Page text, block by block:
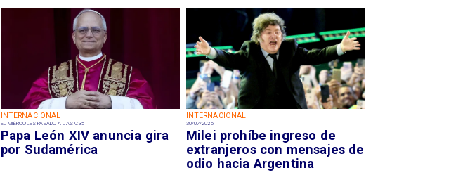
INTERNACIONAL
EL MIÉRCOLES PASADO A LAS 9:35
Papa León XIV anuncia gira
por Sudamérica
INTERNACIONAL
30/07/2026
Milei prohíbe ingreso de
extranjeros con mensajes de
odio hacia Argentina